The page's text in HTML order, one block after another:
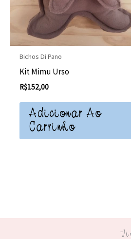
Bichos Di Pano
Kit Mimu Urso
R$152,00
Adicionar Ao
Carrinho